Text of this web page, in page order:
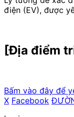
điện (EV), được
[Địa điểm
Bấm vào đây để
X Facebook ​ ​